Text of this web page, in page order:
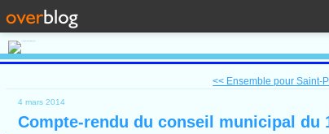
<< Ensemble pour Saint-
4 mars 2014
Compte-rendu du conseil municipal du